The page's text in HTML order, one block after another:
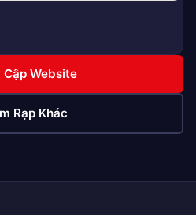
Cập Website
Rạp Khác